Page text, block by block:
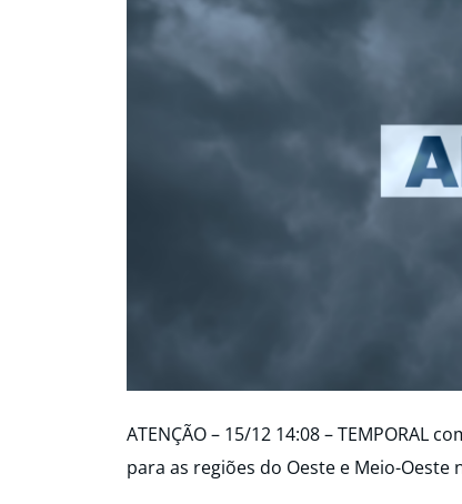
ATENÇÃO – 15/12 14:08 – TEMPORAL
para as regiões do Oeste e Meio-